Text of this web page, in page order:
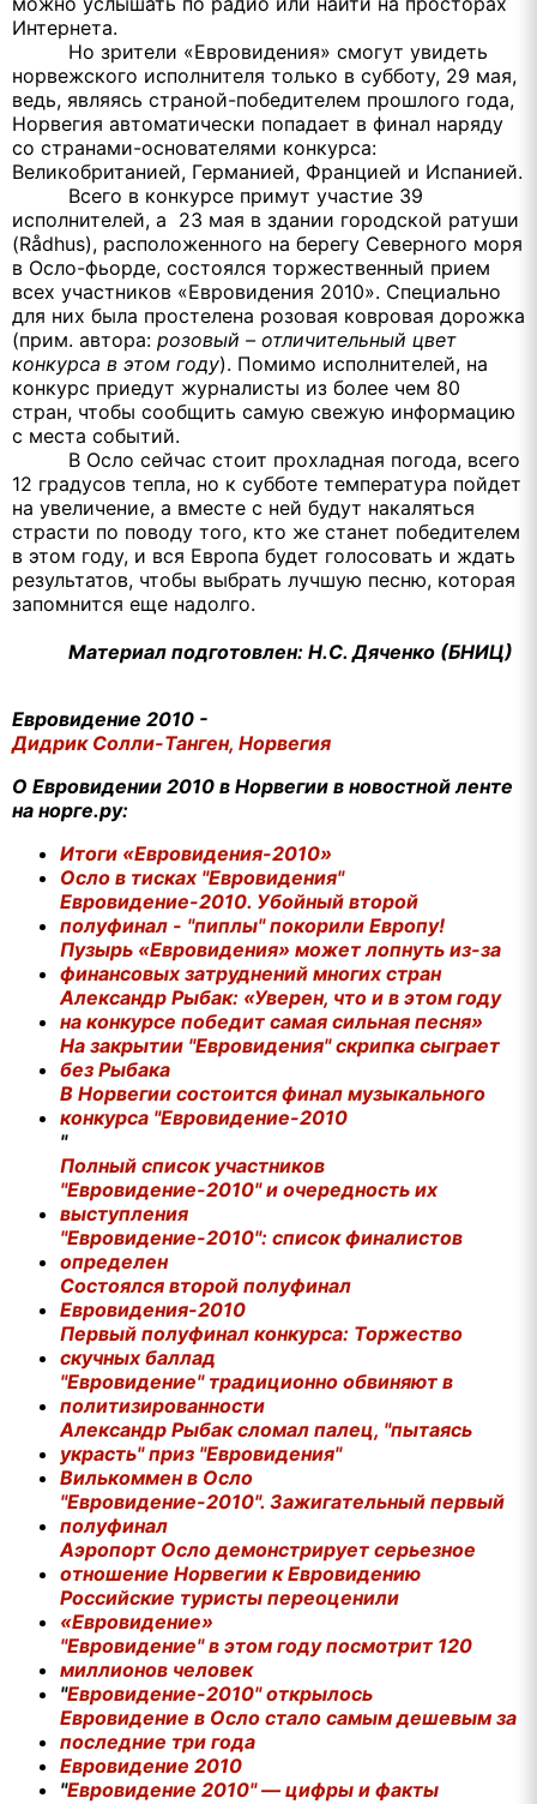
Интернета.
Но зрители «Евровидения» смогут увидеть
норвежского исполнителя только в субботу, 29 мая,
ведь, являясь страной-победителем прошлого года,
Норвегия автоматически попадает в финал наряду
со странами-основателями конкурса:
Великобританией, Германией, Францией и Испанией.
Всего в конкурсе примут участие 39
исполнителей, а 23 мая в здании городской ратуши
(Rådhus), расположенного на берегу Северного моря
в Осло-фьорде, состоялся торжественный прием
всех участников «Евровидения 2010». Специально
для них была простелена розовая ковровая дорожка
(прим. автора: розовый – отличительный цвет
конкурса в этом году). Помимо исполнителей, на
конкурс приедут журналисты из более чем 80
стран, чтобы сообщить самую свежую информацию
с места событий.
В Осло сейчас стоит прохладная погода, всего
12 градусов тепла, но к субботе температура пойдет
на увеличение, а вместе с ней будут накаляться
страсти по поводу того, кто же станет победителем
в этом году, и вся Европа будет голосовать и ждать
результатов, чтобы выбрать лучшую песню, которая
запомнится еще надолго.
Материал подготовлен: Н.С. Дяченко (БНИЦ)
Евровидение 2010 -
Дидрик Солли-Танген, Норвегия
О Евровидении 2010 в Норвегии в новостной ленте
на норге.ру:
Итоги «Евровидения-2010»
Осло в тисках "Евровидения"
Евровидение-2010. Убойный второй
полуфинал - "пиплы" покорили Европу!
Пузырь «Евровидения» может лопнуть из-за
финансовых затруднений многих стран
Александр Рыбак: «Уверен, что и в этом году
на конкурсе победит самая сильная песня»
На закрытии "Евровидения" скрипка сыграет
без Рыбака
В Норвегии состоится финал музыкального
конкурса "Евровидение-2010
"
Полный список участников
"Евровидение-2010" и очередность их
выступления
"Евровидение-2010": список финалистов
определен
Состоялся второй полуфинал
Евровидения-2010
Первый полуфинал конкурса: Торжество
скучных баллад
"Евровидение" традиционно обвиняют в
политизированности
Александр Рыбак сломал палец, "пытаясь
украсть" приз "Евровидения"
Вилькоммен в Осло
"Евровидение-2010". Зажигательный первый
полуфинал
Аэропорт Осло демонстрирует серьезное
отношение Норвегии к Евровидению
Российские туристы переоценили
«Евровидение»
"Евровидение" в этом году посмотрит 120
миллионов человек
"Евровидение-2010" открылось
Евровидение в Осло стало самым дешевым за
последние три года
Евровидение 2010
"Евровидение 2010" — цифры и факты